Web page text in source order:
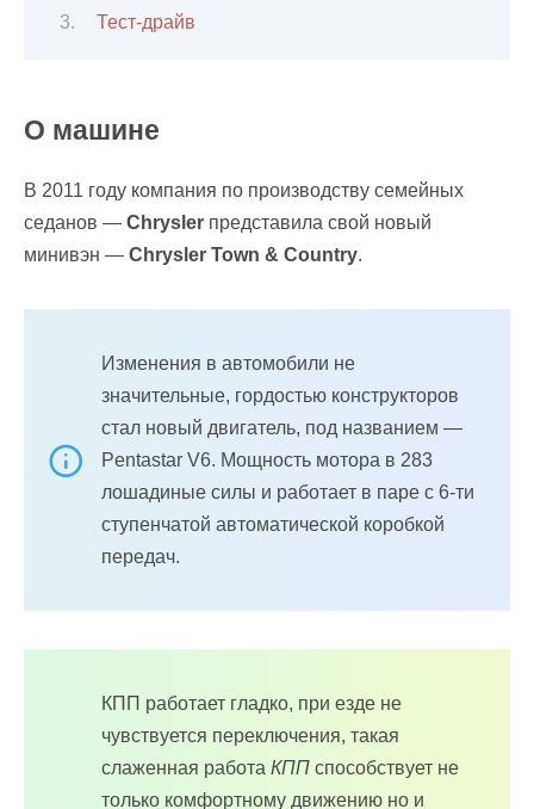
Тест-драйв
О машине
В 2011 году компания по производству семейных
седанов — Chrysler представила свой новый
минивэн — Chrysler Town & Country.
Изменения в автомобили не
значительные, гордостью конструкторов
стал новый двигатель, под названием —
Pentastar V6. Мощность мотора в 283
лошадиные силы и работает в паре с 6-ти
ступенчатой автоматической коробкой
передач.
КПП работает гладко, при езде не
чувствуется переключения, такая
слаженная работа КПП способствует не
только комфортному движению но и